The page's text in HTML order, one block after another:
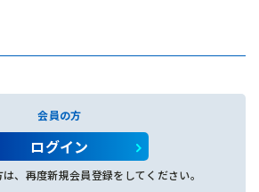
会員の方
ログイン
、再度新規会員登録をしてください。